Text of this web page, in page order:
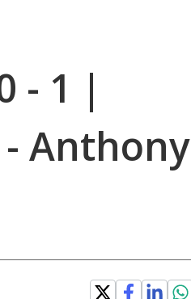
- 1 |
- Anthony